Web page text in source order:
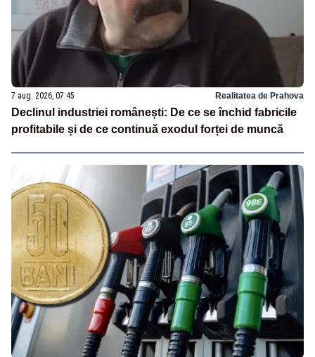
7 aug. 2026, 07:45 Realitatea de Prahova
Declinul industriei românești: De ce se închid fabricile
profitabile și de ce continuă exodul forței de muncă